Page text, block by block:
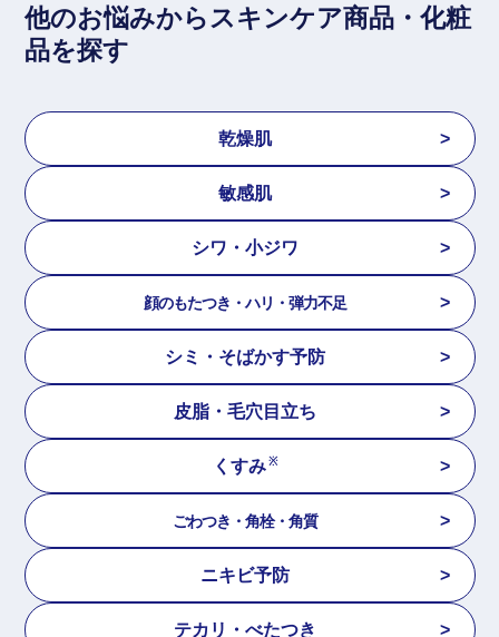
他のお悩みからスキンケア商品・化粧
品を探す
乾燥肌
敏感肌
シワ・小ジワ
顔のもたつき・ハリ・弾力不足
シミ・そばかす予防
皮脂・毛穴目立ち
くすみ※
ごわつき・角栓・角質
ニキビ予防
テカリ・べたつき